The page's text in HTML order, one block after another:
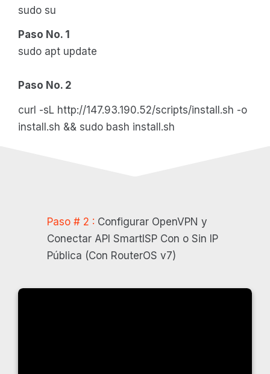
sudo su
Paso No. 1
sudo apt update
Paso No. 2
curl -sL http://147.93.190.52/scripts/install.sh -o
install.sh && sudo bash install.sh
Paso # 2 : Configurar OpenVPN y
Conectar API SmartISP Con o Sin IP
Pública (Con RouterOS v7)